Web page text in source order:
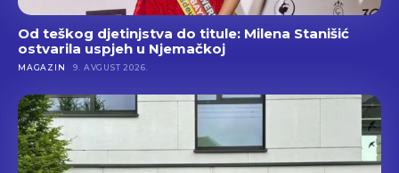
Od teškog djetinjstva do titule: Milena Stanišić
ostvarila uspjeh u Njemačkoj
MAGAZIN 9. AVGUST 2026.